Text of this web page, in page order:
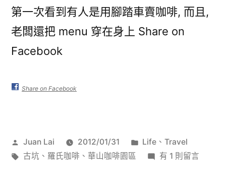
第一次看到有人是用腳踏車賣咖啡, 而且,
老闆還把 menu 穿在身上 Share on
Facebook
Share on Facebook
作
者:
Juan Lai 2012/01/31
分
類:
Life 、Travel
標
古坑 、 羅氏咖啡 、 華山咖啡園區
在
有 1 則留言